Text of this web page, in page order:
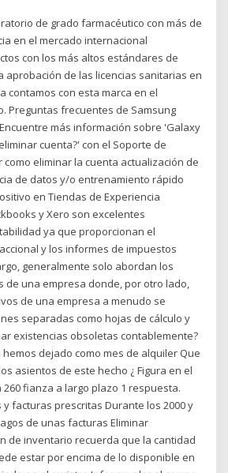
de grado farmacéutico con más de
en el mercado internacional
con los más altos estándares de
aprobación de las licencias sanitarias en
contamos con esta marca en el
Preguntas frecuentes de Samsung
más información sobre 'Galaxy
cuenta?' con el Soporte de
como eliminar la cuenta actualización de
de datos y/o entrenamiento rápido
en Tiendas de Experiencia
y Xero son excelentes
ya que proporcionan el
y los informes de impuestos
generalmente solo abordan los
de una empresa donde, por otro lado,
de una empresa a menudo se
separadas como hojas de cálculo y
existencias obsoletas contablemente?
dejado como mes de alquiler Que
asientos de este hecho ¿ Figura en el
fianza a largo plazo 1 respuesta.
facturas prescritas Durante los 2000 y
de unas facturas Eliminar
de inventario recuerda que la cantidad
estar por encima de lo disponible en